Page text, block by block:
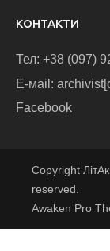
КОНТАКТИ
Тел: +38 (097)
E-маіl:
Facebook
Copyright
reserved.
Awaken Pro